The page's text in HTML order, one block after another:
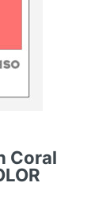
Coral